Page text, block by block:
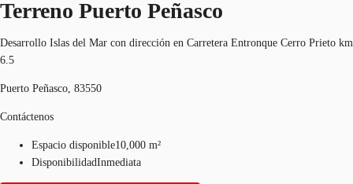
Terreno Puerto Peñasco
Desarrollo Islas del Mar con dirección en Carretera Entronque Cerro Prieto km
6.5
Puerto Peñasco, 83550
Contáctenos
Espacio disponible10,000 m²
DisponibilidadInmediata